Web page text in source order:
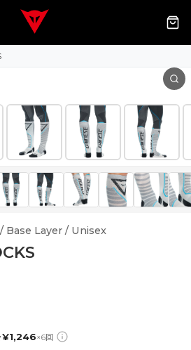
Base Layer / Unisex
¥1,246×6回